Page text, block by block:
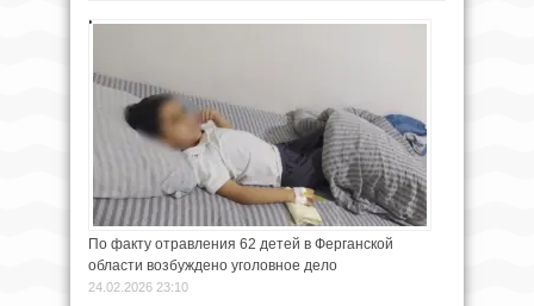
По факту отравления 62 детей в Ферганской
области возбуждено уголовное дело
24.02.2026 23:10